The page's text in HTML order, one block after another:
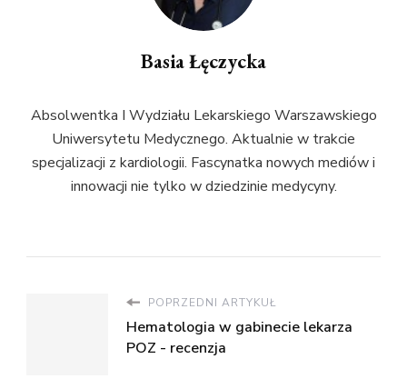
Basia Łęczycka
Absolwentka I Wydziału Lekarskiego Warszawskiego
Uniwersytetu Medycznego. Aktualnie w trakcie
specjalizacji z kardiologii. Fascynatka nowych mediów i
innowacji nie tylko w dziedzinie medycyny.
POPRZEDNI ARTYKUŁ
Hematologia w gabinecie lekarza
POZ - recenzja